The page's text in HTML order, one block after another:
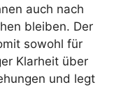
auch nach
bleiben. Der
sowohl für
Klarheit über
und legt